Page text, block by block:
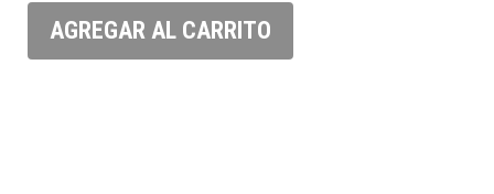
AGREGAR AL CARRITO